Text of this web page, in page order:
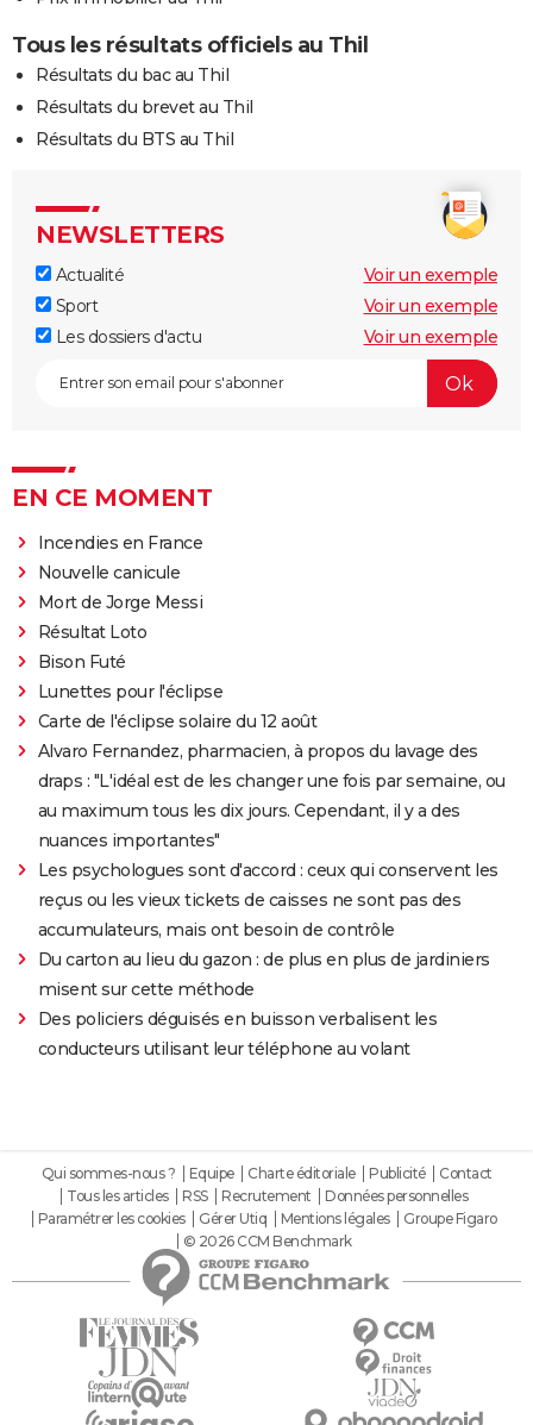
Tous les résultats officiels au Thil
Résultats du bac au Thil
Résultats du brevet au Thil
Résultats du BTS au Thil
NEWSLETTERS
Actualité
Voir un exemple
Sport
Voir un exemple
Les dossiers d'actu
Voir un exemple
EN CE MOMENT
Incendies en France
Nouvelle canicule
Mort de Jorge Messi
Résultat Loto
Bison Futé
Lunettes pour l'éclipse
Carte de l'éclipse solaire du 12 août
Alvaro Fernandez, pharmacien, à propos du lavage des
draps : "L'idéal est de les changer une fois par semaine, ou
au maximum tous les dix jours. Cependant, il y a des
nuances importantes"
Les psychologues sont d'accord : ceux qui conservent les
reçus ou les vieux tickets de caisses ne sont pas des
accumulateurs, mais ont besoin de contrôle
Du carton au lieu du gazon : de plus en plus de jardiniers
misent sur cette méthode
Des policiers déguisés en buisson verbalisent les
conducteurs utilisant leur téléphone au volant
Qui sommes-nous ? Equipe Charte éditoriale Publicité
Contact
Tous les articles
RSS Recrutement
Données personnelles
Paramétrer les cookies
Gérer Utiq Mentions légales
Groupe Figaro
© 2026 CCM Benchmark